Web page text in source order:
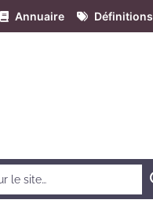
Annuaire Définitions